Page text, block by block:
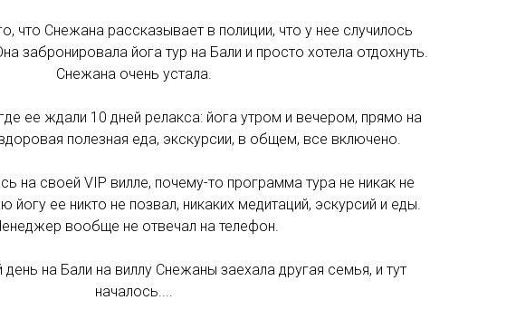
что Снежана рассказывает в полиции, что у нее случилось
забронировала йога тур на Бали и просто хотела отдохнуть.
Снежана очень устала.
ее ждали 10 дней релакса: йога утром и вечером, прямо на
полезная еда, экскурсии, в общем, все включено.
на своей VIP вилле, почему-то программа тура не никак не
йогу ее никто не позвал, никаких медитаций, эскурсий и еды.
вообще не отвечал на телефон.
день на Бали на виллу Снежаны заехала другая семья, и тут
началось....